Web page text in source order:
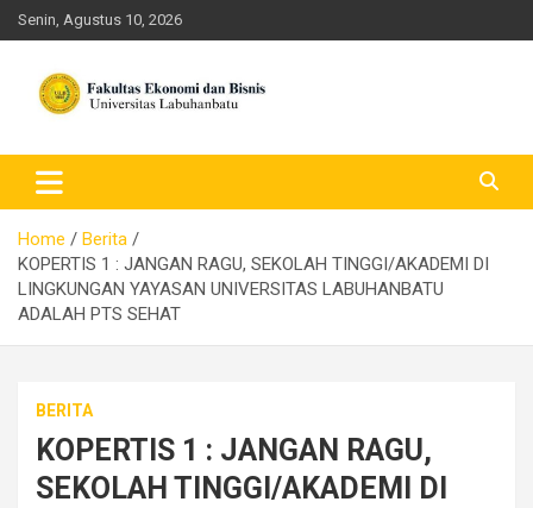
Skip
to
Senin, Agustus 10, 2026
FEB ULB – Universitas
Labuhanbatu
Home
Berita
KOPERTIS 1 : JANGAN RAGU, SEKOLAH TINGGI/AKADEMI DI
LINGKUNGAN YAYASAN UNIVERSITAS LABUHANBATU
ADALAH PTS SEHAT
BERITA
KOPERTIS 1 : JANGAN RAGU,
SEKOLAH TINGGI/AKADEMI DI